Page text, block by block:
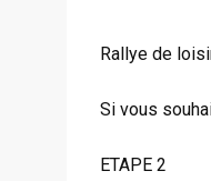
Rallye de
Si vous
ETAPE 2